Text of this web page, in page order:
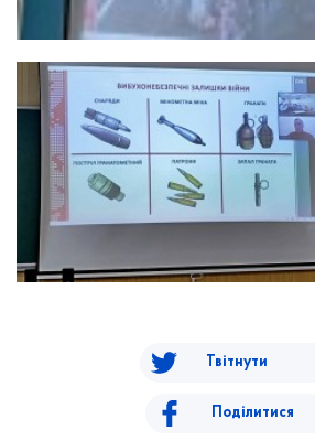
Твітнути
Поділитися